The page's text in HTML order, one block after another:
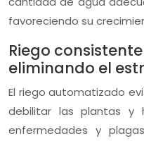
favoreciendo su
Riego
eliminando el
El riego automatizado
debilitar las plantas y
enfermedades y